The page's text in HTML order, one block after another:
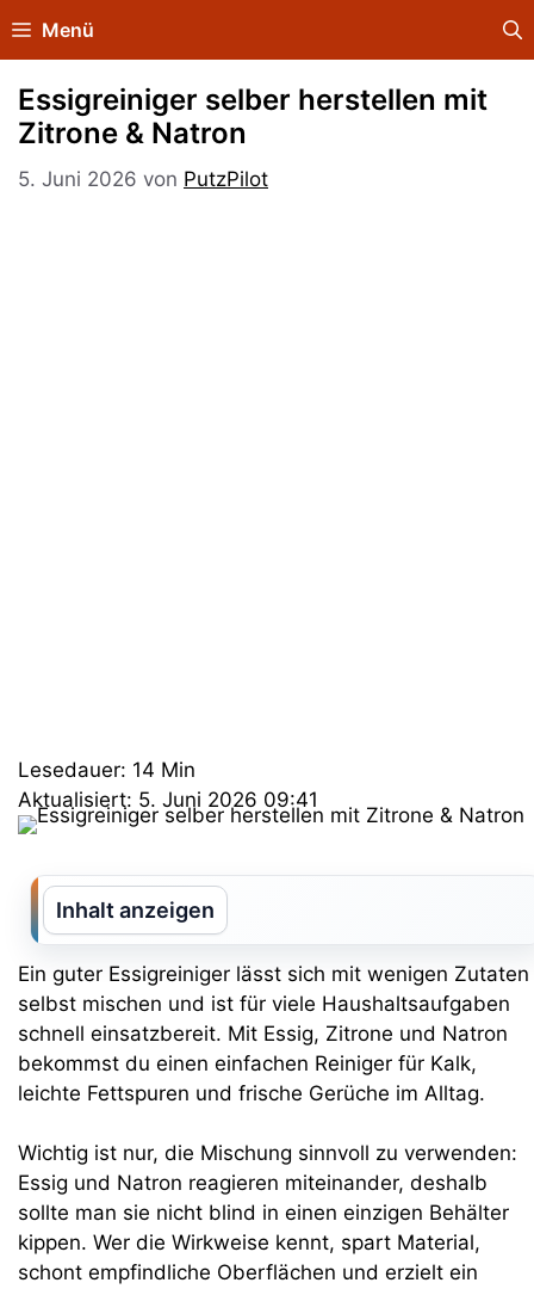
Inhalt
Menü
Essigreiniger selber herstellen mit
Zitrone & Natron
5. Juni 2026 von PutzPilot
Lesedauer: 14 Min
Aktualisiert: 5. Juni 2026 09:41
Inhalt anzeigen
Ein guter Essigreiniger lässt sich mit wenigen Zutaten
selbst mischen und ist für viele Haushaltsaufgaben
schnell einsatzbereit. Mit Essig, Zitrone und Natron
bekommst du einen einfachen Reiniger für Kalk,
leichte Fettspuren und frische Gerüche im Alltag.
Wichtig ist nur, die Mischung sinnvoll zu verwenden:
Essig und Natron reagieren miteinander, deshalb
sollte man sie nicht blind in einen einzigen Behälter
kippen. Wer die Wirkweise kennt, spart Material,
schont empfindliche Oberflächen und erzielt ein